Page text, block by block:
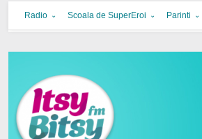
Itsy Bitsy
bucurie in familie
Radio Scoala de SuperEroi Parinti